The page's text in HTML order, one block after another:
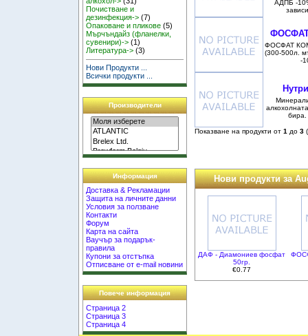
Почистване и
дезинфекция-> (7)
Опаковане и пликове (5)
Мърчъндайз (фланелки,
сувенири)-> (1)
Литература-> (3)
Нови Продукти ...
Всички продукти ...
Производители
Информация
Доставка & Рекламации
Защита на личните данни
Условия за ползване
Контакти
Форум
Карта на сайта
Ваучър за подарък-
правила
Купони за отстъпка
Отписване от e-mail новини
Повече информация
Страница 2
Страница 3
Страница 4
АДПБ -
ФОСФАТ
(300-500л.
-
бира.
Показване на продукти от 1 до 3
Нови продукти за
ДАФ - Диамониев фосфат
50гр.
€0.77